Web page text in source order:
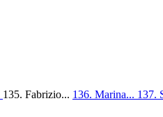
135. Fabrizio... 136. Marina... 137.